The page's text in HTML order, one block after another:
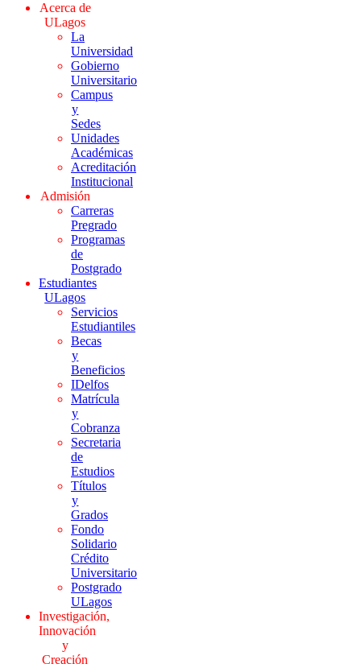
Acerca de
ULagos
La
Universidad
Gobierno
Universitario
Campus
y
Sedes
Unidades
Académicas
Acreditación
Institucional
Admisión
Carreras
Pregrado
Programas
de
Postgrado
Estudiantes
ULagos
Servicios
Estudiantiles
Becas
y
Beneficios
IDelfos
Matrícula
y
Cobranza
Secretaria
de
Estudios
Títulos
y
Grados
Fondo
Solidario
Crédito
Universitario
Postgrado
ULagos
Investigación,
Innovación
y
Creación